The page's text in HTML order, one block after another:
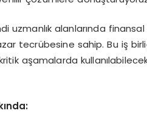
uzmanlık alanlarında
tecrübesine sahip. Bu iş
aşamalarda